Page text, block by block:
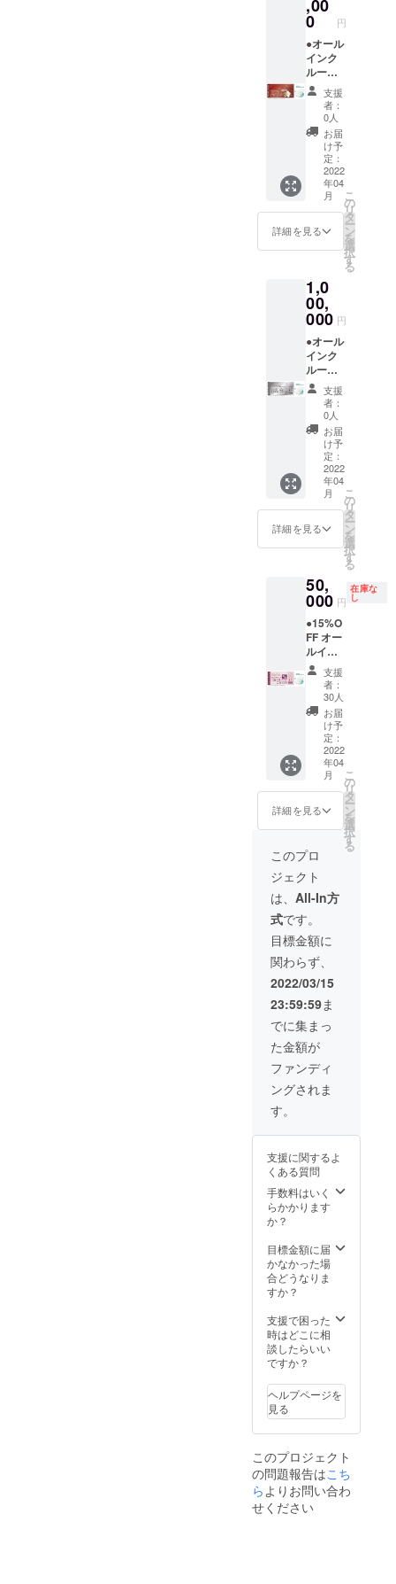
不可。
いただ
きます
（先着
順）。
※ご予約
時の
キャン
セリポ
リシー
は「前
日18時
以降の
キャン
セル・
ノー
ショー
100％」
ていた
だきま
す。 ※
ハイ
シーズ
ン
(12/24-
1/10、
5/1-
5/7、
8/1-31)
は利用
不可。
(バト
ラー)付
き。 ※
利用期
限は
【2022
年4月か
ら2023
年3月31
日】ま
でにな
りま
す。 ※
ご予約
は21年3
月頃よ
りご購
入者先
の受付
を開始
させて
いただ
きます
（先着
順）。
※ご予約
時の
キャン
セリポ
リシー
は「前
日18時
以降の
キャン
セル・
ノー
ショー
：
100％」
とさせ
ていた
だきま
す。 ※
ハイ
シーズ
ン
(12/24-
1/10、
5/1-
5/7、
8/1-
31)、
金・
土・祝
前日は
利用不
けでな
く、
金・
土・祝
前日の
ご利用
も可
能。 地
元の素
材をふ
んだん
に使っ
た夕
食、朝
食付
き。お
飲み物
飲み放
泉入り
放題で
す。 ロ
ゴ入り
モバイ
ルバッ
テリー
付き。
専属コ
ンシェ
ルジュ
(バト
ラー)付
き。 ※
利用期
限は
【2022
年4月か
ら2023
年3月31
でにな
りま
す。 ※
ご予約
は21年3
月頃よ
りご購
入者先
行予約
の受付
を開始
させて
いただ
きます
（先着
順）。
※ご予約
セリポ
リシー
は「前
日18時
以降の
キャン
セル・
ノー
ショー
：
100％」
とさせ
ていた
だきま
す。 ※
ハイ
シーズ
ン
5/1-
5/7、
8/1-31)
は利用
不可。
お礼の
メール
◆グラ
ンド
オープ
ン後
に、施
設内を
全て貸
し切っ
てご宿
泊いた
だけま
す。最
大26名
まで宿
泊可
能。
販売価
格：通
常
728,000
円〜）
地元の
素材を
ふんだ
んに
使った
夕食、
朝食付
き。お
飲み物
飲み放
題。温
泉入り
放題で
す。 ロ
ゴ入り
ルバッ
テリー
付き。
専属コ
ンシェ
ルジュ
(バト
ラー)付
き。 ※
利用期
限は
【2022
年4月か
ら2023
年3月31
日】ま
でにな
ご予約
は21年3
月頃よ
りご購
入者先
行予約
の受付
を開始
させて
いただ
きます
（先着
順）。
※ご予約
時の
キャン
セリポ
リシー
以降の
キャン
セル・
ノー
ショー
：
ていた
だきま
す。 ※
ン
(12/24-
1/10、
5/1-
8/1-
31)、
金・
土・祝
利用不
可。
,00
0 円
●オール
インク
ルーシ
ブ付き
【ドー
ムホテ
ル型グ
ランピ
ングリ
ゾート
１泊２
日 貸
切宿泊
チケッ
ト＋】
●オリジ
バイル
バッテ
リー ●
お礼の
メール
◆グラ
ンド
オープ
ン後
に、施
設内を
全て貸
し切っ
てご宿
泊いた
だけま
す。最
大26名
まで宿
泊可
（通常
販売価
格：通
常
910000
円〜）
最大26
名まで
宿泊可
能。 平
日だけ
でな
く、
金・
土・祝
前日の
ご利用
元の素
材をふ
んだん
に使っ
た夕
食、朝
食付
き。お
飲み物
飲み放
題。温
泉入り
放題で
す。 ロ
ゴ入り
モバイ
ルバッ
テリー
ンシェ
ルジュ
(バト
ラー)付
き。 ※
利用期
年4月か
ら2023
年3月31
りま
す。 ※
ご予約
は21年3
り受付
を開始
させて
いただ
（先着
順）。
※ご予約
時の
キャン
支援
者：
0人
お届
け予
定：
2022
年04
月
詳細を見る
こ
の
リ
タ
ー
ン
を
選
択
す
る
1,0
00,
000 円
●オール
インク
ルーシ
ブ付き
【ドー
ムホテ
ル型グ
ランピ
ングリ
ゾート
１泊２
日 貸
切宿泊
チケッ
ト＋】
●企業名
前を施
設内に
掲載し
ます。
(1年間)
●オリジ
ナルモ
バイル
バッテ
リー ●
お礼の
メール
◆オー
ルイン
クルー
シブ付
き
ル型グ
ランピ
ングリ
ゾート
１泊２
日 貸
切宿泊
チケッ
ト＋に
加え、
当施設
内のよ
く見え
る位置
に【企
業名ま
たはお
名前】
す。 貸
切チ
ケット
＋は、
施設内
を全て
ご宿泊
いただ
けま
まで宿
泊可
能。
（通常
格：通
910000
円〜）
名まで
宿泊可
能。 ★
平日だ
けでな
支援
者：
0人
お届
け予
定：
2022
年04
月
詳細を見る
こ
の
リ
タ
ー
ン
を
選
択
す
る
50,
000 円
在庫な
し
●15%O
FF オー
ルイン
クルー
シブ付
【ドー
ムホテ
ル型グ
ランピ
ングリ
ゾート
１泊２
日宿泊
券（ペ
ア）】
●オリジ
ナルモ
バイル
バッテ
リー ●
お礼の
メール
グラン
ドオー
プン後
にご宿
泊いた
だける
「リ
ゾート
宿泊」
チケッ
ト（通
名
円〜）
です。
地元の
素材を
ふんだ
使った
夕食、
朝食付
き。お
飲み放
題。温
泉入り
放題で
ゴ入り
モバイ
ルバッ
テリー
専属コ
ンシェ
ルジュ
(バト
ラー)付
支援
者：
30人
お届
け予
定：
2022
年04
月
詳細を見る
こ
の
リ
タ
ー
ン
を
選
択
す
る
このプロ
ジェクト
は、 All-In方
式です。
目標金額に
関わらず、
2022/03/15
23:59:59ま
でに集まっ
た金額が
ファンディ
ングされま
す。
支援に関するよ
くある質問
手数料はいく
らかかります
か？
目標金額に届
かなかった場
合どうなりま
すか？
支援で困った
時はどこに相
談したらいい
ですか？
ヘルプページを
見る
このプロジェクト
の問題報告はこち
ら よりお問い合わ
せください